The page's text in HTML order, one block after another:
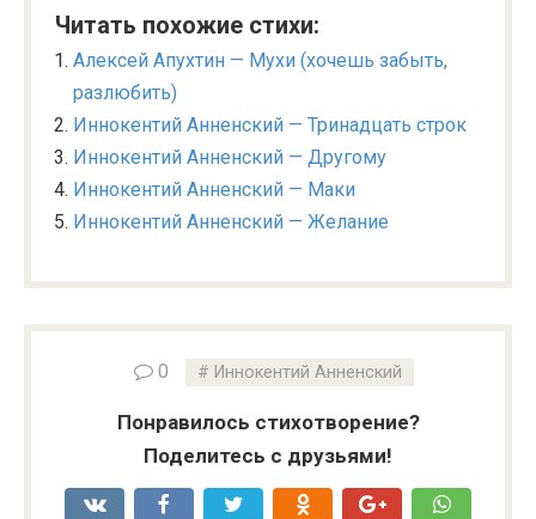
Читать похожие стихи:
Алексей Апухтин — Мухи (хочешь забыть,
разлюбить)
Иннокентий Анненский — Тринадцать строк
Иннокентий Анненский — Другому
Иннокентий Анненский — Маки
Иннокентий Анненский — Желание
0 Иннокентий Анненский
Понравилось стихотворение?
Поделитесь с друзьями!